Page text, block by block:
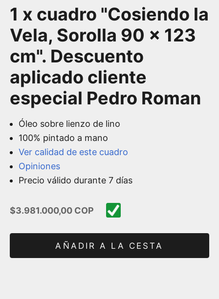
1 x cuadro "Cosiendo la
Vela, Sorolla 90 x 123
cm". Descuento
aplicado cliente
especial Pedro Roman
Óleo sobre lienzo de lino
100% pintado a mano
Ver calidad de este cuadro
Opiniones
Precio válido durante 7 días
Precio de oferta
$3.981.000,00 COP
AÑADIR A LA CESTA